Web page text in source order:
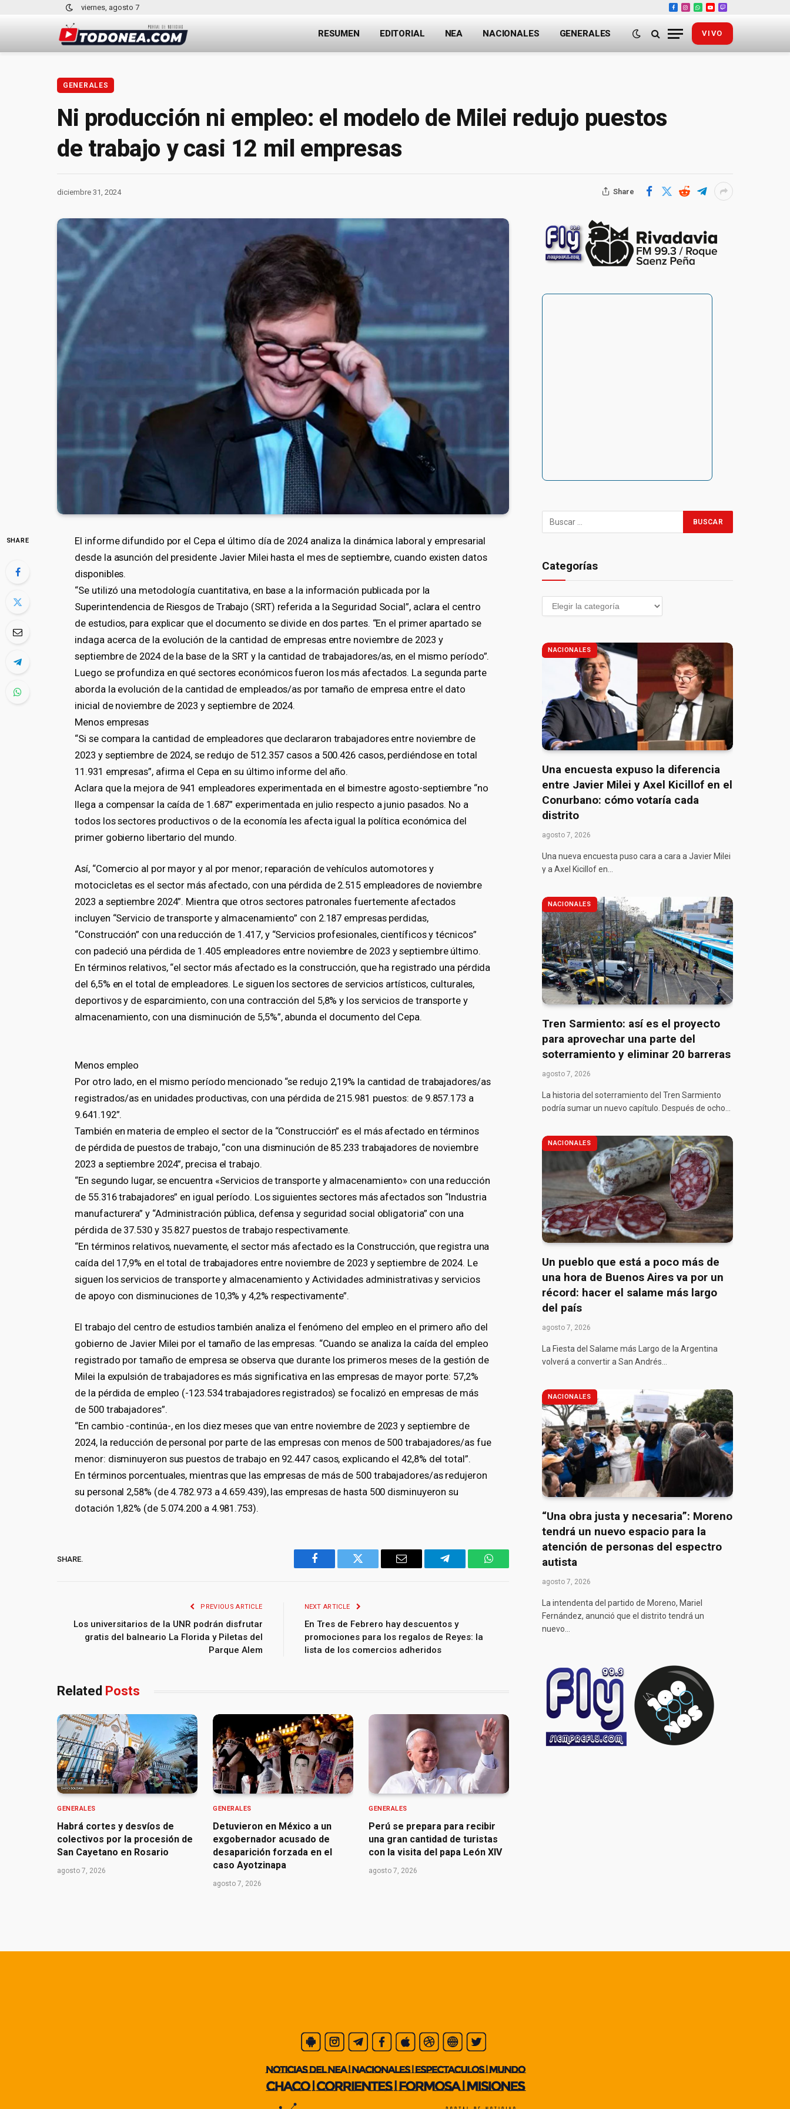
viernes, agosto 7
Facebook
Instagram
WhatsApp
YouTube
Twitch
RESUMEN EDITORIAL NEA NACIONALES GENERALES VIVO
GENERALES
Ni producción ni empleo: el modelo de Milei redujo puestos
de trabajo y casi 12 mil empresas
diciembre 31, 2024 Share
SHARE
El informe difundido por el Cepa el último día de 2024 analiza la dinámica laboral y empresarial
desde la asunción del presidente Javier Milei hasta el mes de septiembre, cuando existen datos
disponibles.
“Se utilizó una metodología cuantitativa, en base a la información publicada por la
Superintendencia de Riesgos de Trabajo (SRT) referida a la Seguridad Social”, aclara el centro
de estudios, para explicar que el documento se divide en dos partes. “En el primer apartado se
indaga acerca de la evolución de la cantidad de empresas entre noviembre de 2023 y
septiembre de 2024 de la base de la SRT y la cantidad de trabajadores/as, en el mismo período”.
Luego se profundiza en qué sectores económicos fueron los más afectados. La segunda parte
aborda la evolución de la cantidad de empleados/as por tamaño de empresa entre el dato
inicial de noviembre de 2023 y septiembre de 2024.
Menos empresas
“Si se compara la cantidad de empleadores que declararon trabajadores entre noviembre de
2023 y septiembre de 2024, se redujo de 512.357 casos a 500.426 casos, perdiéndose en total
11.931 empresas”, afirma el Cepa en su último informe del año.
Aclara que la mejora de 941 empleadores experimentada en el bimestre agosto-septiembre “no
llega a compensar la caída de 1.687” experimentada en julio respecto a junio pasados. No a
todos los sectores productivos o de la economía les afecta igual la política económica del
primer gobierno libertario del mundo.
Así, “Comercio al por mayor y al por menor; reparación de vehículos automotores y
motocicletas es el sector más afectado, con una pérdida de 2.515 empleadores de noviembre
2023 a septiembre 2024”. Mientra que otros sectores patronales fuertemente afectados
incluyen “Servicio de transporte y almacenamiento” con 2.187 empresas perdidas,
“Construcción” con una reducción de 1.417, y “Servicios profesionales, científicos y técnicos”
con padeció una pérdida de 1.405 empleadores entre noviembre de 2023 y septiembre último.
En términos relativos, “el sector más afectado es la construcción, que ha registrado una pérdida
del 6,5% en el total de empleadores. Le siguen los sectores de servicios artísticos, culturales,
deportivos y de esparcimiento, con una contracción del 5,8% y los servicios de transporte y
almacenamiento, con una disminución de 5,5%”, abunda el documento del Cepa.
Menos empleo
Por otro lado, en el mismo período mencionado “se redujo 2,19% la cantidad de trabajadores/as
registrados/as en unidades productivas, con una pérdida de 215.981 puestos: de 9.857.173 a
9.641.192”.
También en materia de empleo el sector de la “Construcción” es el más afectado en términos
de pérdida de puestos de trabajo, “con una disminución de 85.233 trabajadores de noviembre
2023 a septiembre 2024”, precisa el trabajo.
“En segundo lugar, se encuentra «Servicios de transporte y almacenamiento» con una reducción
de 55.316 trabajadores” en igual período. Los siguientes sectores más afectados son “Industria
manufacturera” y “Administración pública, defensa y seguridad social obligatoria” con una
pérdida de 37.530 y 35.827 puestos de trabajo respectivamente.
“En términos relativos, nuevamente, el sector más afectado es la Construcción, que registra una
caída del 17,9% en el total de trabajadores entre noviembre de 2023 y septiembre de 2024. Le
siguen los servicios de transporte y almacenamiento y Actividades administrativas y servicios
de apoyo con disminuciones de 10,3% y 4,2% respectivamente”.
El trabajo del centro de estudios también analiza el fenómeno del empleo en el primero año del
gobierno de Javier Milei por el tamaño de las empresas. “Cuando se analiza la caída del empleo
registrado por tamaño de empresa se observa que durante los primeros meses de la gestión de
Milei la expulsión de trabajadores es más significativa en las empresas de mayor porte: 57,2%
de la pérdida de empleo (-123.534 trabajadores registrados) se focalizó en empresas de más
de 500 trabajadores”.
“En cambio -continúa-, en los diez meses que van entre noviembre de 2023 y septiembre de
2024, la reducción de personal por parte de las empresas con menos de 500 trabajadores/as fue
menor: disminuyeron sus puestos de trabajo en 92.447 casos, explicando el 42,8% del total”.
En términos porcentuales, mientras que las empresas de más de 500 trabajadores/as redujeron
su personal 2,58% (de 4.782.973 a 4.659.439), las empresas de hasta 500 disminuyeron su
dotación 1,82% (de 5.074.200 a 4.981.753).
SHARE.
Facebook Twitter Email Telegram WhatsApp
PREVIOUS ARTICLE
Los universitarios de la UNR podrán disfrutar
gratis del balneario La Florida y Piletas del
Parque Alem
NEXT ARTICLE
En Tres de Febrero hay descuentos y
promociones para los regalos de Reyes: la
lista de los comercios adheridos
Related Posts
GENERALES
Habrá cortes y desvíos de
colectivos por la procesión de
San Cayetano en Rosario
agosto 7, 2026
GENERALES
Detuvieron en México a un
exgobernador acusado de
desaparición forzada en el
caso Ayotzinapa
agosto 7, 2026
GENERALES
Perú se prepara para recibir
una gran cantidad de turistas
con la visita del papa León XIV
agosto 7, 2026
Categorías
NACIONALES
Una encuesta expuso la diferencia
entre Javier Milei y Axel Kicillof en el
Conurbano: cómo votaría cada
distrito
agosto 7, 2026
Una nueva encuesta puso cara a cara a Javier Milei
y a Axel Kicillof en…
NACIONALES
Tren Sarmiento: así es el proyecto
para aprovechar una parte del
soterramiento y eliminar 20 barreras
agosto 7, 2026
La historia del soterramiento del Tren Sarmiento
podría sumar un nuevo capítulo. Después de ocho…
NACIONALES
Un pueblo que está a poco más de
una hora de Buenos Aires va por un
récord: hacer el salame más largo
del país
agosto 7, 2026
La Fiesta del Salame más Largo de la Argentina
volverá a convertir a San Andrés…
NACIONALES
“Una obra justa y necesaria”: Moreno
tendrá un nuevo espacio para la
atención de personas del espectro
autista
agosto 7, 2026
La intendenta del partido de Moreno, Mariel
Fernández, anunció que el distrito tendrá un
nuevo…